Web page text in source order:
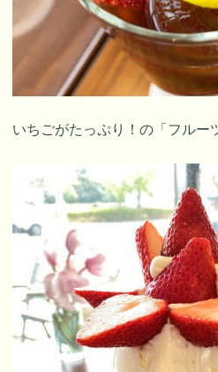
いちごがたっぷり！の「フルー